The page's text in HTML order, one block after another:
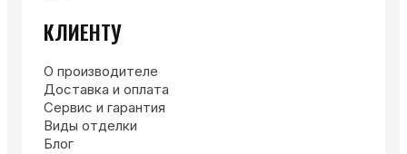
КЛИЕНТУ
О производителе
Доставка и оплата
Сервис и гарантия
Виды отделки
Блог